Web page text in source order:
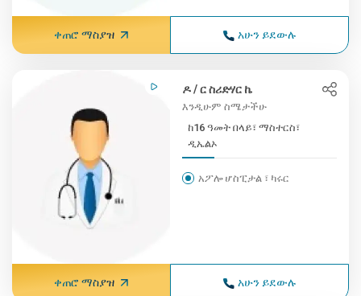
ቀጠሮ ማስያዝ አሁን ይደውሉ
ዶ / ር ስሪድሃር ኬ
እንዲሁም ስሜታችሁ
ከ16 ዓመት በላይ፣ ማስተርስ፣
ዲኤልኦ
አፖሎ ሆስፒታል ፣ ካሩር
ቀጠሮ ማስያዝ አሁን ይደውሉ